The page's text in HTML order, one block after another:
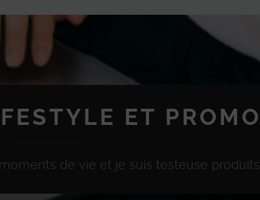
ET PROMO
de vie et je suis testeuse produits.